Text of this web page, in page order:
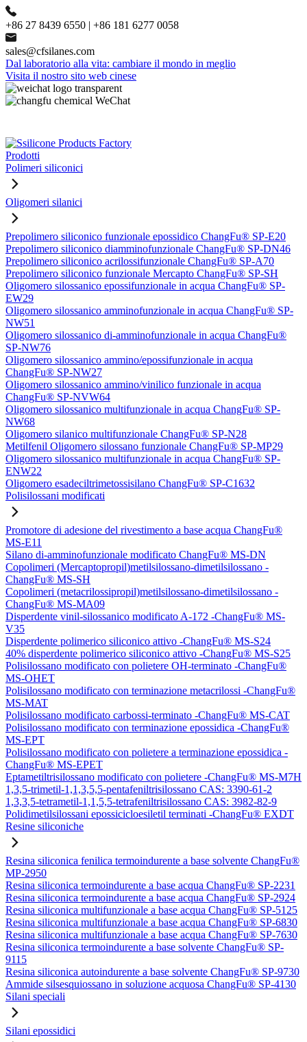
+86 27 8439 6550 | +86 181 6277 0058
sales@cfsilanes.com
Dal laboratorio alla vita: cambiare il mondo in meglio
Visita il nostro sito web cinese
Prodotti
Polimeri siliconici
Oligomeri silanici
Prepolimero siliconico funzionale epossidico ChangFu® SP-E20
Prepolimero siliconico diamminofunzionale ChangFu® SP-DN46
Prepolimero siliconico acrilossifunzionale ChangFu® SP-A70
Prepolimero siliconico funzionale Mercapto ChangFu® SP-SH
Oligomero silossanico epossifunzionale in acqua ChangFu® SP-
EW29
Oligomero silossanico amminofunzionale in acqua ChangFu® SP-
NW51
Oligomero silossanico di-amminofunzionale in acqua ChangFu®
SP-NW76
Oligomero silossanico ammino/epossifunzionale in acqua
ChangFu® SP-NW27
Oligomero silossanico ammino/vinilico funzionale in acqua
ChangFu® SP-NVW64
Oligomero silossanico multifunzionale in acqua ChangFu® SP-
NW68
Oligomero silanico multifunzionale ChangFu® SP-N28
Metilfenil Oligomero silossano funzionale ChangFu® SP-MP29
Oligomero silossanico multifunzionale in acqua ChangFu® SP-
ENW22
Oligomero esadeciltrimetossisilano ChangFu® SP-C1632
Polisilossani modificati
Promotore di adesione del rivestimento a base acqua ChangFu®
MS-E11
Silano di-amminofunzionale modificato ChangFu® MS-DN
Copolimeri (Mercaptopropil)metilsilossano-dimetilsilossano -
ChangFu® MS-SH
Copolimeri (metacrilossipropil)metilsilossano-dimetilsilossano -
ChangFu® MS-MA09
Disperdente vinil-silossanico modificato A-172 -ChangFu® MS-
V35
Disperdente polimerico siliconico attivo -ChangFu® MS-S24
40% disperdente polimerico siliconico attivo -ChangFu® MS-S25
Polisilossano modificato con polietere OH-terminato -ChangFu®
MS-OHET
Polisilossano modificato con terminazione metacrilossi -ChangFu®
MS-MAT
Polisilossano modificato carbossi-terminato -ChangFu® MS-CAT
Polisilossano modificato con terminazione epossidica -ChangFu®
MS-EPT
Polisilossano modificato con polietere a terminazione epossidica -
ChangFu® MS-EPET
Eptametiltrisilossano modificato con polietere -ChangFu® MS-M7H
1,3,5-trimetil-1,1,3,5,5-pentafeniltrisilossano CAS: 3390-61-2
1,3,3,5-tetrametil-1,1,5,5-tetrafeniltrisilossano CAS: 3982-82-9
Polidimetilsilossani epossicicloesiletil terminati -ChangFu® EXDT
Resine siliconiche
Resina siliconica fenilica termoindurente a base solvente ChangFu®
MP-2950
Resina siliconica termoindurente a base acqua ChangFu® SP-2231
Resina siliconica termoindurente a base acqua ChangFu® SP-2924
Resina siliconica multifunzionale a base acqua ChangFu® SP-5125
Resina siliconica multifunzionale a base acqua ChangFu® SP-6830
Resina siliconica multifunzionale a base acqua ChangFu® SP-7630
Resina siliconica termoindurente a base solvente ChangFu® SP-
9115
Resina siliconica autoindurente a base solvente ChangFu® SP-9730
Ammide silsesquiossano in soluzione acquosa ChangFu® SP-4130
Silani speciali
Silani epossidici